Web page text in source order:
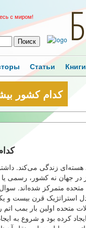
с миром!
Статьи Книги
کدام کشور
زندگی می‌کند.
جهان نه کشور، رسمی یا
متمرکز شده‌اند. سوال
استراتژیک قرن بیست و
کرده بود و شروع به